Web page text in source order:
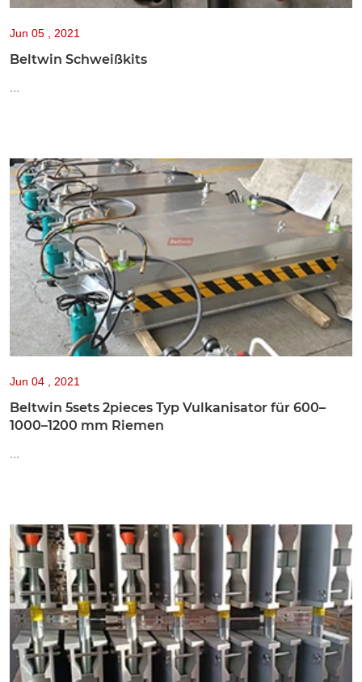
Jun 05 , 2021
Beltwin Schweißkits
...
Jun 04 , 2021
Beltwin 5sets 2pieces Typ Vulkanisator für 600–
1000–1200 mm Riemen
...